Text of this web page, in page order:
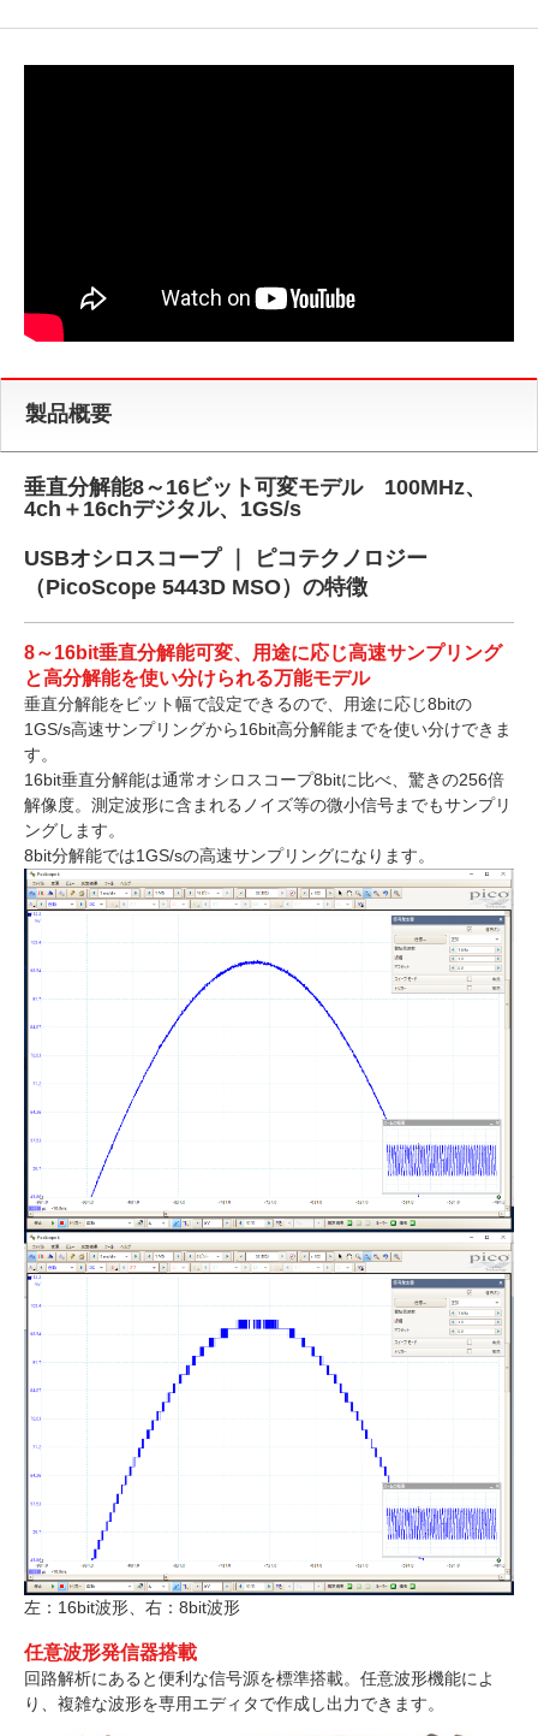
製品概要
垂直分解能8～16ビット可変モデル 100MHz、
4ch＋16chデジタル、1GS/s
USBオシロスコープ ｜ ピコテクノロジー
（PicoScope 5443D MSO）の特徴
8～16bit垂直分解能可変、用途に応じ高速サンプリング
と高分解能を使い分けられる万能モデル
垂直分解能をビット幅で設定できるので、用途に応じ8bitの
1GS/s高速サンプリングから16bit高分解能までを使い分けできま
す。
16bit垂直分解能は通常オシロスコープ8bitに比べ、驚きの256倍
解像度。測定波形に含まれるノイズ等の微小信号までもサンプリ
ングします。
8bit分解能では1GS/sの高速サンプリングになります。
左：16bit波形、右：8bit波形
任意波形発信器搭載
回路解析にあると便利な信号源を標準搭載。任意波形機能によ
り、複雑な波形を専用エディタで作成し出力できます。